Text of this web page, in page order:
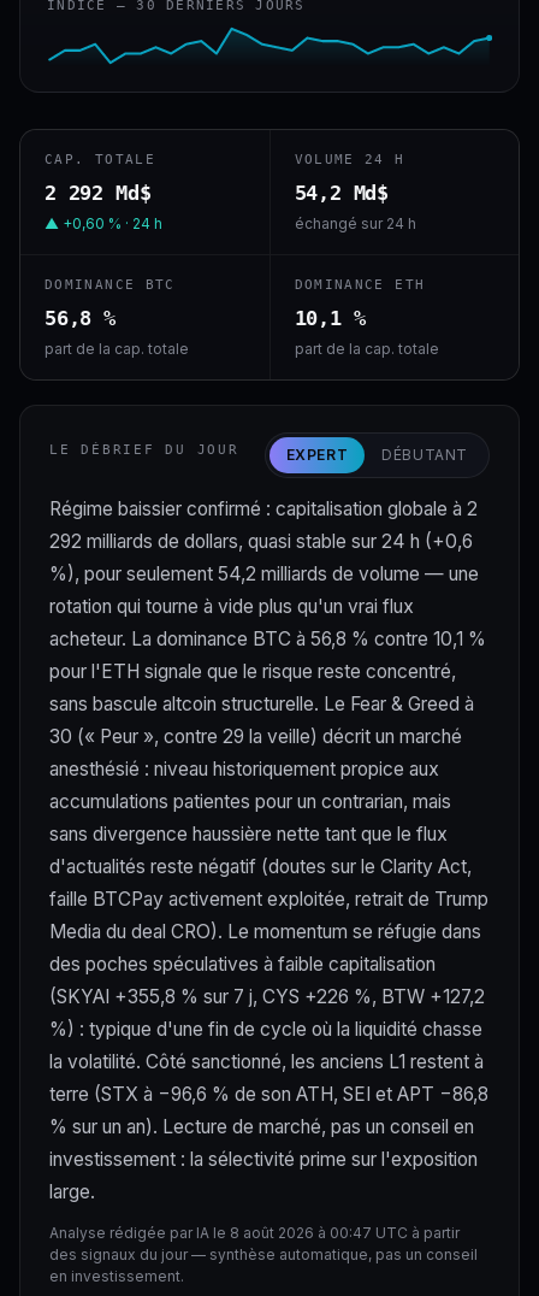
INDICE — 30 DERNIERS JOURS
CAP. TOTALE
2 292 Md$
▲ +0,60 % · 24 h
VOLUME 24 H
54,2 Md$
échangé sur 24 h
DOMINANCE BTC
56,8 %
part de la cap. totale
DOMINANCE ETH
10,1 %
part de la cap. totale
LE DÉBRIEF DU JOUR EXPERT DÉBUTANT
Régime baissier confirmé : capitalisation globale à 2
292 milliards de dollars, quasi stable sur 24 h (+0,6
%), pour seulement 54,2 milliards de volume — une
rotation qui tourne à vide plus qu'un vrai flux
acheteur. La dominance BTC à 56,8 % contre 10,1 %
pour l'ETH signale que le risque reste concentré,
sans bascule altcoin structurelle. Le Fear & Greed à
30 (« Peur », contre 29 la veille) décrit un marché
anesthésié : niveau historiquement propice aux
accumulations patientes pour un contrarian, mais
sans divergence haussière nette tant que le flux
d'actualités reste négatif (doutes sur le Clarity Act,
faille BTCPay activement exploitée, retrait de Trump
Media du deal CRO). Le momentum se réfugie dans
des poches spéculatives à faible capitalisation
(SKYAI +355,8 % sur 7 j, CYS +226 %, BTW +127,2
%) : typique d'une fin de cycle où la liquidité chasse
la volatilité. Côté sanctionné, les anciens L1 restent à
terre (STX à −96,6 % de son ATH, SEI et APT −86,8
% sur un an). Lecture de marché, pas un conseil en
investissement : la sélectivité prime sur l'exposition
large.
Analyse rédigée par IA le 8 août 2026 à 00:47 UTC à partir
des signaux du jour — synthèse automatique, pas un conseil
en investissement.